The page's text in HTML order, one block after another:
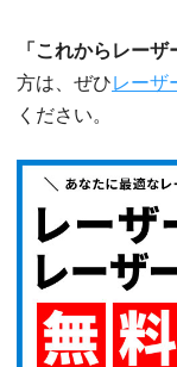
「これからレー
方は、ぜひレーザ
ください。